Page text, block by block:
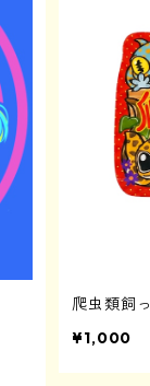
爬虫類飼
¥1,000